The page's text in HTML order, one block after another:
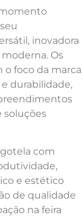
inovadora
Os
foco da marca
durabilidade,
soluções
com
e estético
de qualidade
na feira